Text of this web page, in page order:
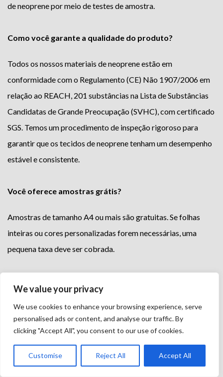
We value your privacy
We use cookies to enhance your browsing experience, serve
personalised ads or content, and analyse our traffic. By
clicking "Accept All", you consent to our use of cookies.
Customise Reject All Accept All
de neoprene por meio de testes de amostra.
Como você garante a qualidade do produto?
Todos os nossos materiais de neoprene estão em
conformidade com o Regulamento (CE) Não 1907/2006 em
relação ao REACH, 201 substâncias na Lista de Substâncias
Candidatas de Grande Preocupação (SVHC), com certificado
SGS. Temos um procedimento de inspeção rigoroso para
garantir que os tecidos de neoprene tenham um desempenho
estável e consistente.
Você oferece amostras grátis?
Amostras de tamanho A4 ou mais são gratuitas. Se folhas
inteiras ou cores personalizadas forem necessárias, uma
pequena taxa deve ser cobrada.
Vocês oferecem entrega de amostras grátis?
ser reembolsado no primeiro pedido. Frete econômico está
disponível para minimizar o custo de entrega. Entre em
contato conosco para saber os custos de envio em tempo
real.